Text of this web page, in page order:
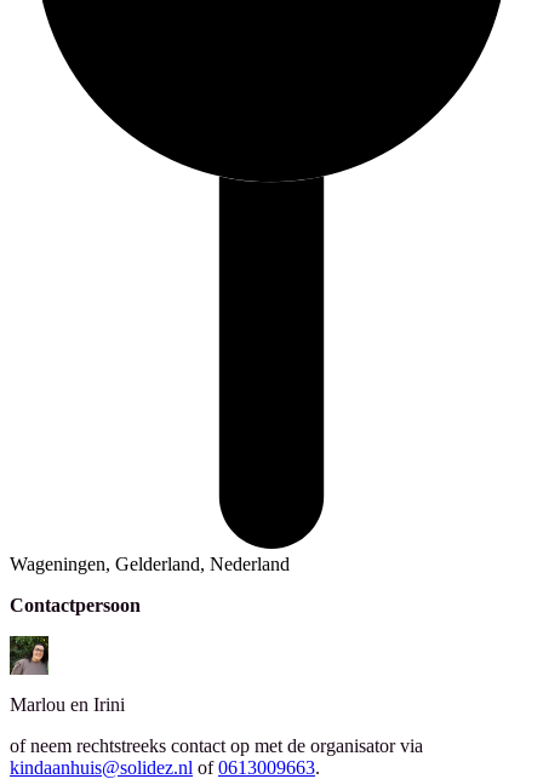
Wageningen, Gelderland, Nederland
Contactpersoon
Marlou en Irini
of neem rechtstreeks contact op met de organisator via
kindaanhuis@solidez.nl of 0613009663.